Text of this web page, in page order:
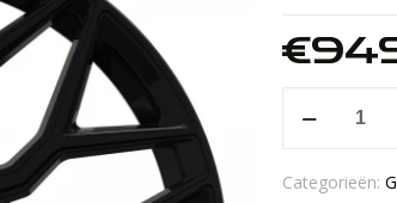
€
YGT1
Categorieën: